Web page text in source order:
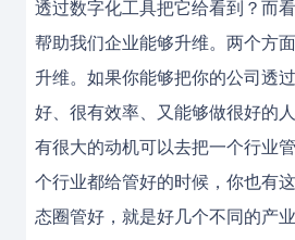
透过数字化工具把它给看到？而
帮助我们企业能够升维。两个方
升维。如果你能够把你的公司透
好、很有效率、又能够做很好的
有很大的动机可以去把一个行业
个行业都给管好的时候，你也有
态圈管好，就是好几个不同的产